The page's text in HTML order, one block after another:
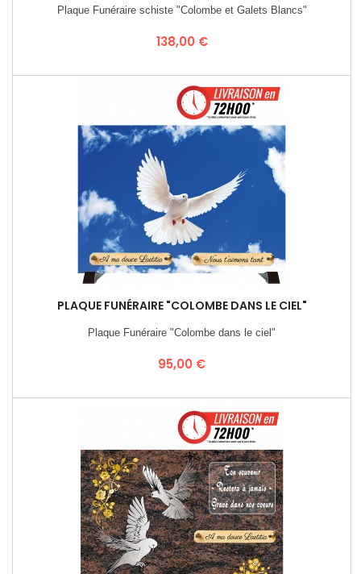
Plaque Funéraire schiste "Colombe et Galets Blancs"
Prix
138,00 €
PLAQUE FUNÉRAIRE "COLOMBE DANS LE CIEL"
Plaque Funéraire "Colombe dans le ciel"
Prix
95,00 €